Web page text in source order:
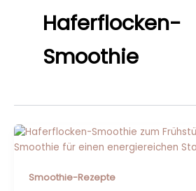
Haferflocken-
Smoothie
Smoothie-Rezepte